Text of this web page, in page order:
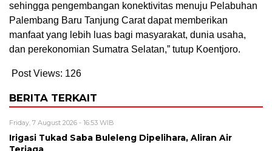
sehingga pengembangan konektivitas menuju Pelabuhan
Palembang Baru Tanjung Carat dapat memberikan
manfaat yang lebih luas bagi masyarakat, dunia usaha,
dan perekonomian Sumatra Selatan,” tutup Koentjoro.
Post Views: 126
BERITA TERKAIT
Friday, 7 August 2026 - 16:53 WIB
Irigasi Tukad Saba Buleleng Dipelihara, Aliran Air